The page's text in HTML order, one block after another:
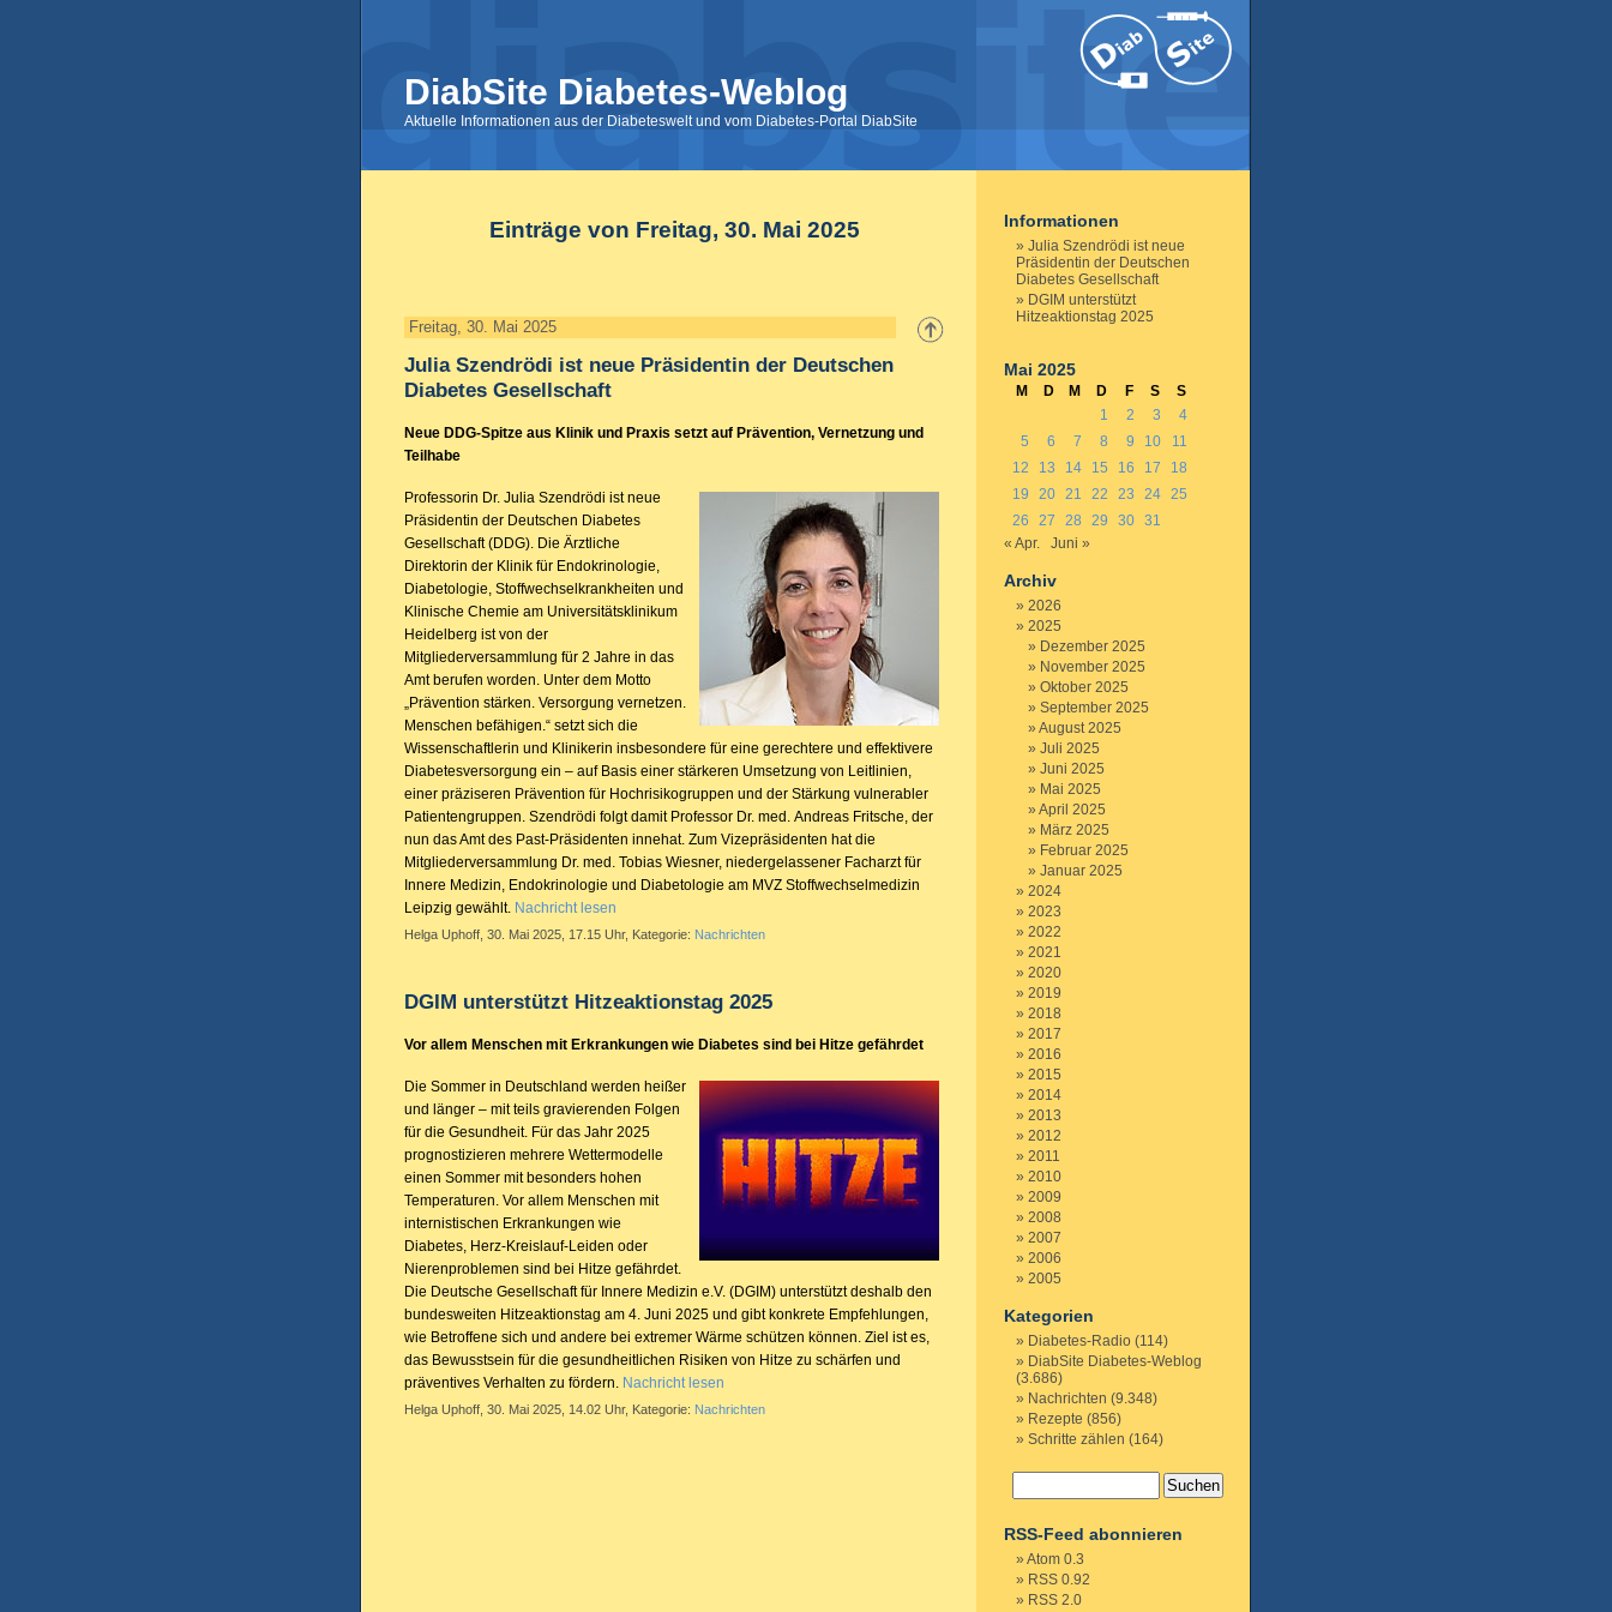
DiabSite Diabetes-Weblog
Aktuelle Informationen aus der Diabeteswelt und vom Diabetes-Portal DiabSite
Einträge von Freitag, 30. Mai 2025
Freitag, 30. Mai 2025
Julia Szendrödi ist neue Präsidentin der Deutschen
Diabetes Gesellschaft
Neue DDG-Spitze aus Klinik und Praxis setzt auf Prävention, Vernetzung und
Teilhabe
Professorin Dr. Julia Szendrödi ist neue
Präsidentin der Deutschen Diabetes
Gesellschaft (DDG). Die Ärztliche
Direktorin der Klinik für Endokrinologie,
Diabetologie, Stoffwechselkrankheiten und
Klinische Chemie am Universitätsklinikum
Heidelberg ist von der
Mitgliederversammlung für 2 Jahre in das
Amt berufen worden. Unter dem Motto
„Prävention stärken. Versorgung vernetzen.
Menschen befähigen.“ setzt sich die
Wissenschaftlerin und Klinikerin insbesondere für eine gerechtere und effektivere
Diabetesversorgung ein – auf Basis einer stärkeren Umsetzung von Leitlinien,
einer präziseren Prävention für Hochrisikogruppen und der Stärkung vulnerabler
Patientengruppen. Szendrödi folgt damit Professor Dr. med. Andreas Fritsche, der
nun das Amt des Past-Präsidenten innehat. Zum Vizepräsidenten hat die
Mitgliederversammlung Dr. med. Tobias Wiesner, niedergelassener Facharzt für
Innere Medizin, Endokrinologie und Diabetologie am MVZ Stoffwechselmedizin
Leipzig gewählt. Nachricht lesen
Helga Uphoff, 30. Mai 2025, 17.15 Uhr, Kategorie: Nachrichten
DGIM unterstützt Hitzeaktionstag 2025
Vor allem Menschen mit Erkrankungen wie Diabetes sind bei Hitze gefährdet
Die Sommer in Deutschland werden heißer
und länger – mit teils gravierenden Folgen
für die Gesundheit. Für das Jahr 2025
prognostizieren mehrere Wettermodelle
einen Sommer mit besonders hohen
Temperaturen. Vor allem Menschen mit
internistischen Erkrankungen wie
Diabetes, Herz-Kreislauf-Leiden oder
Nierenproblemen sind bei Hitze gefährdet.
Die Deutsche Gesellschaft für Innere Medizin e.V. (DGIM) unterstützt deshalb den
bundesweiten Hitzeaktionstag am 4. Juni 2025 und gibt konkrete Empfehlungen,
wie Betroffene sich und andere bei extremer Wärme schützen können. Ziel ist es,
das Bewusstsein für die gesundheitlichen Risiken von Hitze zu schärfen und
präventives Verhalten zu fördern. Nachricht lesen
Helga Uphoff, 30. Mai 2025, 14.02 Uhr, Kategorie: Nachrichten
Informationen
Julia Szendrödi ist neue
Präsidentin der Deutschen
Diabetes Gesellschaft
DGIM unterstützt
Hitzeaktionstag 2025
Mai 2025
M D M D F S
S
1
2 3
4
5
6 7 8 9 10
11
12
13 14 15 16 17
18
19
20 21 22 23 24 25
26
27 28 29 30 31
« Apr.
Juni »
Archiv
2026
2025
Dezember 2025
November 2025
Oktober 2025
September 2025
August 2025
Juli 2025
Juni 2025
Mai 2025
April 2025
März 2025
Februar 2025
Januar 2025
2024
2023
2022
2021
2020
2019
2018
2017
2016
2015
2014
2013
2012
2011
2010
2009
2008
2007
2006
2005
Kategorien
Diabetes-Radio (114)
DiabSite Diabetes-Weblog
(3.686)
Nachrichten (9.348)
Rezepte (856)
Schritte zählen (164)
RSS-Feed abonnieren
Atom 0.3
RSS 0.92
RSS 2.0